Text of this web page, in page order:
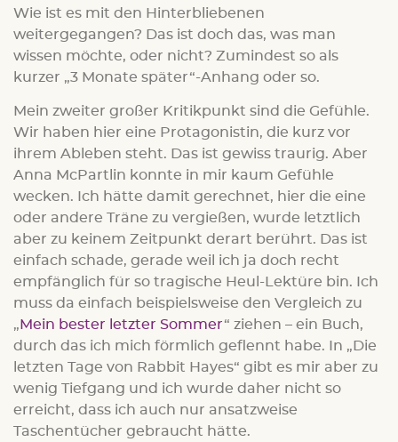
Wie ist es mit den Hinterbliebenen
weitergegangen? Das ist doch das, was man
wissen möchte, oder nicht? Zumindest so als
kurzer „3 Monate später“-Anhang oder so.
Mein zweiter großer Kritikpunkt sind die Gefühle.
Wir haben hier eine Protagonistin, die kurz vor
ihrem Ableben steht. Das ist gewiss traurig. Aber
Anna McPartlin konnte in mir kaum Gefühle
wecken. Ich hätte damit gerechnet, hier die eine
oder andere Träne zu vergießen, wurde letztlich
aber zu keinem Zeitpunkt derart berührt. Das ist
einfach schade, gerade weil ich ja doch recht
empfänglich für so tragische Heul-Lektüre bin. Ich
muss da einfach beispielsweise den Vergleich zu
„ Mein bester letzter Sommer“ ziehen – ein Buch,
durch das ich mich förmlich geflennt habe. In „Die
letzten Tage von Rabbit Hayes“ gibt es mir aber zu
wenig Tiefgang und ich wurde daher nicht so
erreicht, dass ich auch nur ansatzweise
Taschentücher gebraucht hätte.